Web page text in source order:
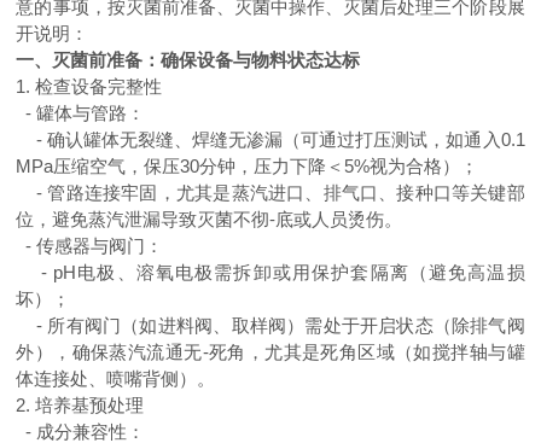
意的事项，按灭菌前准备、灭菌中操作、灭菌后处理三个阶段展
开说明：
一、灭菌前准备：确保设备与物料状态达标
1.检查设备完整性
-罐体与管路：
- 确认罐体无裂缝、焊缝无渗漏（可通过打压测试，如通入0.1
MPa压缩空气，保压30分钟，压力下降＜ 5%视为合格）；
-管路连接牢固，尤其是蒸汽进口、排气口、接种口等关键部
位，避免蒸汽泄漏导致灭菌不彻-底或人员烫伤。
-传感器与阀门：
- pH电极、溶氧电极需拆卸或用保护套隔离（避免高温损
坏）；
- 所有阀门（如进料阀、取样阀）需处于开启状态（除排气阀
外），确保蒸汽流通无-死角，尤其是死角区域（如搅拌轴与罐
体连接处、喷嘴背侧）。
2.培养基预处理
- 成分兼容性：